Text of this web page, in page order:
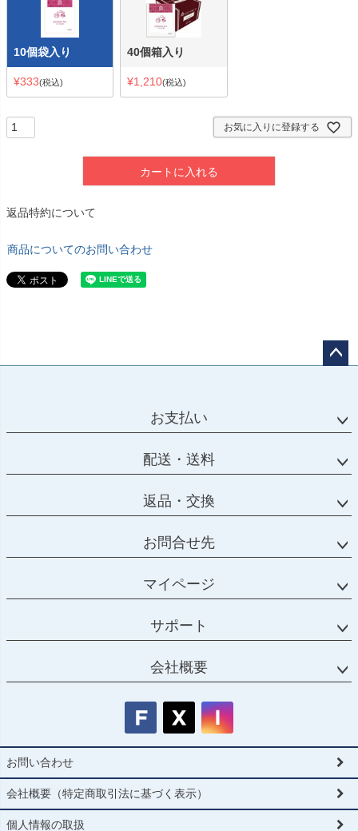
10個袋入り
¥333 税込
40個箱入り
¥1,210 税込
お気に入りに登録する
カートに入れる
返品特約について
商品についてのお問い合わせ
お支払い
配送・送料
返品・交換
お問合せ先
マイページ
サポート
会社概要
お問い合わせ
会社概要（特定商取引法に基づく表示）
個人情報の取扱